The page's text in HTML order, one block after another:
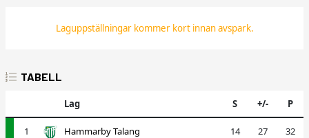
Laguppställningar kommer kort innan avspark.
TABELL
Lag S +/- P
1 Hammarby Talang 14 27 32